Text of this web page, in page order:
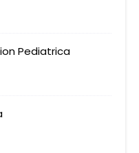
Pediatrica